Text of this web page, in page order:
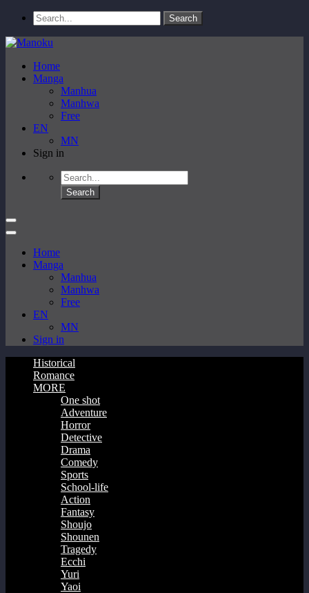
Home
Manga
Manhua
Manhwa
Free
EN
MN
Sign in
Home
Manga
Manhua
Manhwa
Free
EN
MN
Sign in
Historical
Romance
MORE
One shot
Adventure
Horror
Detective
Drama
Comedy
Sports
School-life
Action
Fantasy
Shoujo
Shounen
Tragedy
Ecchi
Yuri
Yaoi